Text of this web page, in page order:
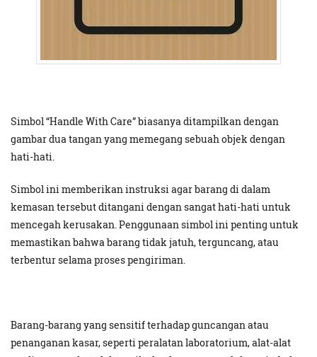
Simbol “Handle With Care” biasanya ditampilkan dengan
gambar dua tangan yang memegang sebuah objek dengan
hati-hati.
Simbol ini memberikan instruksi agar barang di dalam
kemasan tersebut ditangani dengan sangat hati-hati untuk
mencegah kerusakan. Penggunaan simbol ini penting untuk
memastikan bahwa barang tidak jatuh, terguncang, atau
terbentur selama proses pengiriman.
Barang-barang yang sensitif terhadap guncangan atau
penanganan kasar, seperti peralatan laboratorium, alat-alat